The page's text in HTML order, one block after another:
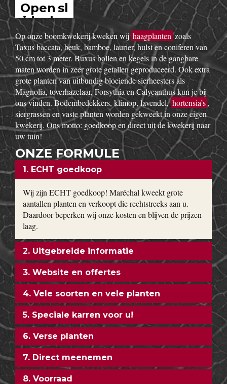
Open sl
idesho
w
Op onze boomkwekerij kweken wij haagplantenzoals
Taxus baccata, beuk, bamboe, laurier, hulst en coniferen van
50 cm tot 3 meter. Buxus bollen en kegels in de gangbare
maten worden in zeer grote getallen geproduceerd. Ook extra
grote planten van uitbundig bloeiende sierheesters als
Magnolia, toverhazelaar, Forsythia en Calycanthus kun je bij
ons vinden. Bodembedekkers, klimop, lavendel,hortensia’s,
siergrassen en vaste planten worden gekweekt in onze eigen
kwekerij. Ons motto: goedkoop en direct uit de kwekerij naar
uw tuin!
ONZE FORMULE
1. ECHT goedkoop
Wij zijn ECHT goedkoop! Maréchal kweekt grote
aantallen planten en verkoopt die rechtstreeks aan u.
Daardoor beperken wij onze kosten en blijven de prijzen
laag.
2. Uitgebreide informatie
3. Website en offertes
4. Vele soorten en vele planten
5. Speciale karren voor u!
6. Verse planten
7. Direct meenemen
8. Voorraad